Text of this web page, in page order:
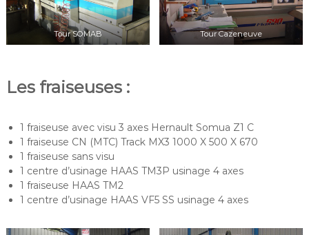
Tour SOMAB Tour Cazeneuve
Les fraiseuses :
1 fraiseuse avec visu 3 axes Hernault Somua Z1 C
1 fraiseuse CN (MTC) Track MX3 1000 X 500 X 670
1 fraiseuse sans visu
1 centre d’usinage HAAS TM3P usinage 4 axes
1 fraiseuse HAAS TM2
1 centre d’usinage HAAS VF5 SS usinage 4 axes